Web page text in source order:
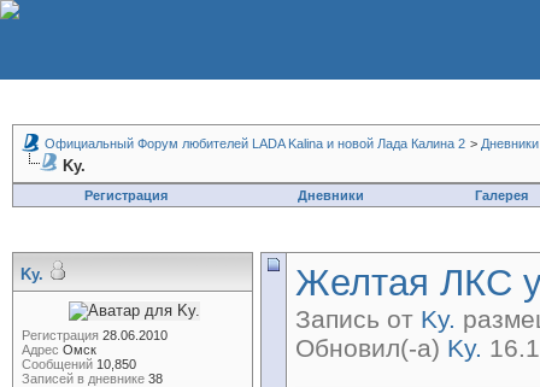
Официальный Форум любителей LADA Kalina и новой Лада Калина 2 > Дневники
Ky.
Регистрация Дневники Галерея
Желтая ЛКС
Запись от Ky.
Обновил(-а) Ky.
Ky.
Регистрация 28.06.2010
Адрес Омск
Сообщений 10,850
Записей в дневнике 38